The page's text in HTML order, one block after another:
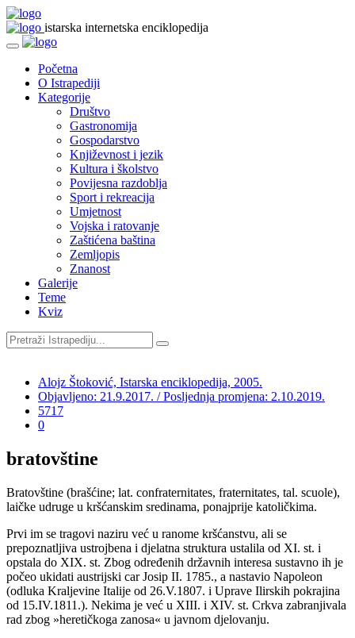
istarska internetska enciklopedija
Početna
O Istrapediji
Kategorije
Društvo
Gastronomija
Gospodarstvo
Književnost i jezik
Kultura i školstvo
Povijesna razdoblja
Sport i rekreacija
Umjetnost
Vojska i ratovanje
Zaštićena baština
Zemljopis
Znanost
Galerije
Teme
Kviz
Alojz Štoković, Istarska enciklopedija, 2005.
Objavljeno: 21.9.2017. / Posljednja promjena: 2.10.2019.
5717
0
bratovštine
Bratovštine (brašćine; lat. confraternitates, fraternitates, tal. scuole),
laičke udruge u kršćanskim sredinama, ponajprije katoličkima.
Prvi im se tragovi naziru već u ranome kršćanstvu, ali se
prepoznatljiva ustrojbena i djelatna struktura ustalila od XI. st. i
opstala do XIX. st. Zbog određenih državnih interesa sustavno ih je
počeo ukidati austrijski car Josip II. 1785., a nastavio Napoleon
(odluka Kraljevine Italije od 26.V.1807. i Uprave Ilirskih pokrajina
od 15.IV.1811.). Nekima je već u XIII. i XIV. st. Crkva zabranjivala
rad zbog »heretičkoga zanosa« u javnom djelovanju.